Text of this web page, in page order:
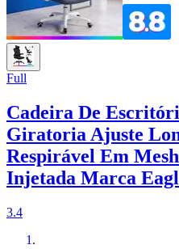
Full
Cadeira De
Giratoria Ajuste
Respirável Em
Injetada Marca
3.4